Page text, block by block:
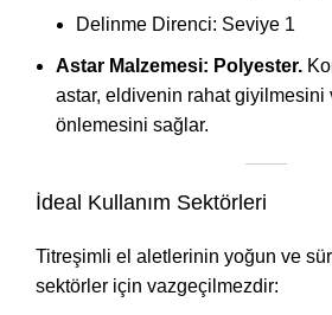
Delinme Direnci: Seviye 1
Astar Malzemesi: Polyester.
astar, eldivenin rahat giyilmesini
önlemesini sağlar.
İdeal Kullanım Sektörleri
Titreşimli el aletlerinin yoğun ve
sektörler için vazgeçilmezdir: